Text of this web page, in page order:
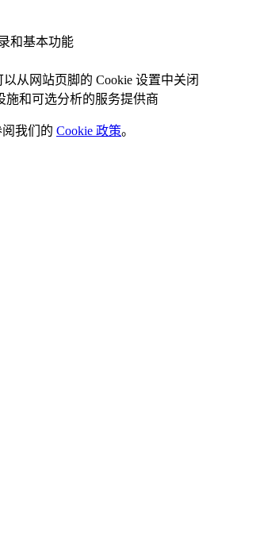
和基本功能
从网站页脚的 Cookie 设置中关闭
施和可选分析的服务提供商
我们的 Cookie 政策。